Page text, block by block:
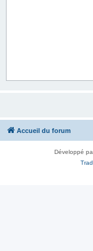
Accueil du forum
Développé